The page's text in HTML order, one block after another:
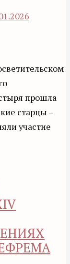
прошла
старцы –
участие